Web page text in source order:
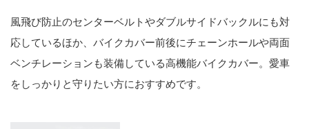
風飛び防止のセンターベルトやダブルサイドバックルにも対
応しているほか、バイクカバー前後にチェーンホールや両面
ベンチレーションも装備している高機能バイクカバー。愛車
をしっかりと守りたい方におすすめです。